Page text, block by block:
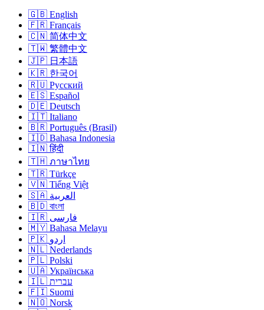
🇬🇧 English
🇫🇷 Français
🇨🇳 简体中文
🇹🇼 繁體中文
🇯🇵 日本語
🇰🇷 한국어
🇷🇺 Русский
🇪🇸 Español
🇩🇪 Deutsch
🇮🇹 Italiano
🇧🇷 Português (Brasil)
🇮🇩 Bahasa Indonesia
🇮🇳 हिंदी
🇹🇭 ภาษาไทย
🇹🇷 Türkçe
🇻🇳 Tiếng Việt
🇸🇦 العربية
🇧🇩 বাংলা
🇮🇷 فارسی
🇲🇾 Bahasa Melayu
🇵🇰 اردو
🇳🇱 Nederlands
🇵🇱 Polski
🇺🇦 Українська
🇮🇱 עברית
🇫🇮 Suomi
🇳🇴 Norsk